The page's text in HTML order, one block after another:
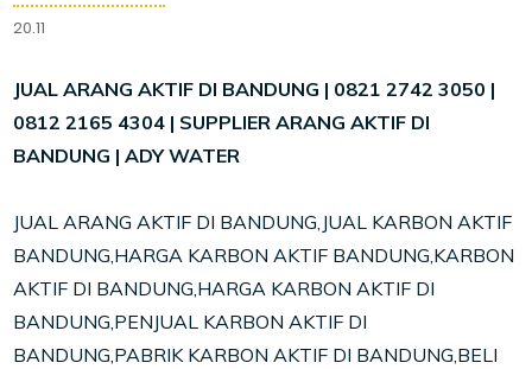
20.11
JUAL ARANG AKTIF DI BANDUNG | 0821 2742 3050 |
0812 2165 4304 | SUPPLIER ARANG AKTIF DI
BANDUNG | ADY WATER
JUAL ARANG AKTIF DI BANDUNG,JUAL KARBON AKTIF
BANDUNG,HARGA KARBON AKTIF BANDUNG,KARBON
AKTIF DI BANDUNG,HARGA KARBON AKTIF DI
BANDUNG,PENJUAL KARBON AKTIF DI
BANDUNG,PABRIK KARBON AKTIF DI BANDUNG,BELI